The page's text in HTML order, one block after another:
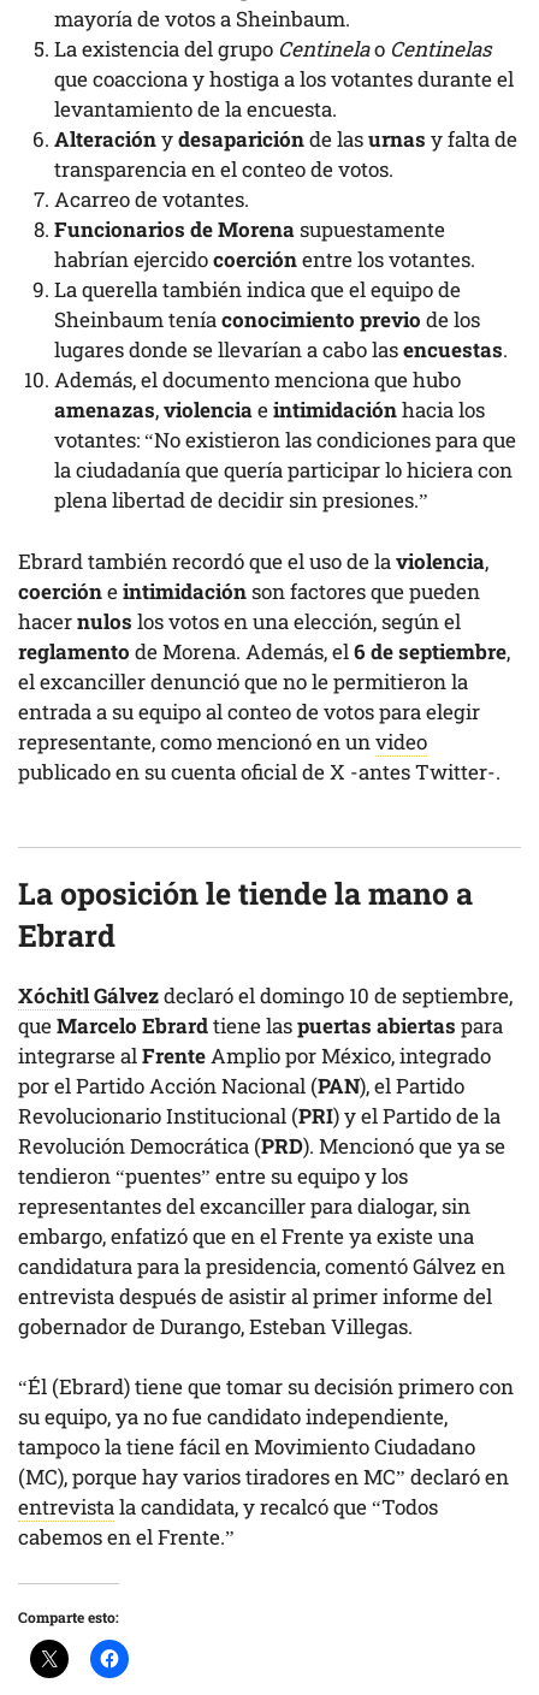
mayoría de votos a Sheinbaum.
La existencia del grupo Centinelao Centinelas
que coacciona y hostiga a los votantes durante el
levantamiento de la encuesta.
Alteraciónydesapariciónde lasurnas y falta de
transparencia en el conteo de votos.
Acarreo de votantes.
Funcionarios de Morenasupuestamente
habrían ejercidocoerciónentre los votantes.
La querella también indica que el equipo de
Sheinbaum teníaconocimiento previo de los
lugares donde se llevarían a cabo lasencuestas.
Además, el documento menciona que hubo
amenazas,violenciaeintimidaciónhacia los
votantes: “No existieron las condiciones para que
la ciudadanía que quería participar lo hiciera con
plena libertad de decidir sin presiones.”
Ebrard también recordó que el uso de la violencia,
coercióneintimidaciónson factores que pueden
hacernulos los votos en una elección, según el
reglamento de Morena. Además, el6 de septiembre,
el excanciller denunció que no le permitieron la
entrada a su equipo al conteo de votos para elegir
representante, como mencionó en un video
publicado en su cuenta oficial de X -antes Twitter-.
La oposición le tiende la mano a
Ebrard
Xóchitl Gálvezdeclaró el domingo 10 de septiembre,
queMarcelo Ebrardtiene laspuertas abiertas para
integrarse alFrente Amplio por México, integrado
por el Partido Acción Nacional (PAN), el Partido
Revolucionario Institucional (PRI) y el Partido de la
Revolución Democrática (PRD). Mencionó que ya se
tendieron “puentes” entre su equipo y los
representantes del excanciller para dialogar, sin
embargo, enfatizó que en el Frente ya existe una
candidatura para la presidencia, comentó Gálvez en
entrevista después de asistir al primer informe del
gobernador de Durango, Esteban Villegas.
“Él (Ebrard) tiene que tomar su decisión primero con
su equipo, ya no fue candidato independiente,
tampoco la tiene fácil en Movimiento Ciudadano
(MC), porque hay varios tiradores en MC” declaró en
entrevistala candidata, y recalcó que “Todos
cabemos en el Frente.”
Comparte esto: